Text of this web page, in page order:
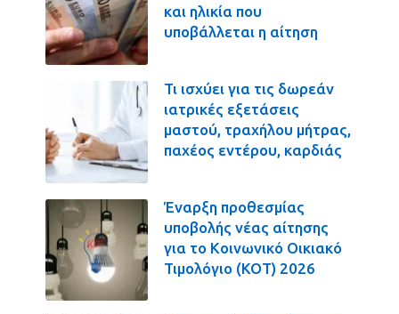
και ηλικία που
υποβάλλεται η αίτηση
Τι ισχύει για τις δωρεάν
ιατρικές εξετάσεις
μαστού, τραχήλου μήτρας,
παχέος εντέρου, καρδιάς
Έναρξη προθεσμίας
υποβολής νέας αίτησης
για το Κοινωνικό Οικιακό
Τιμολόγιο (ΚΟΤ) 2026